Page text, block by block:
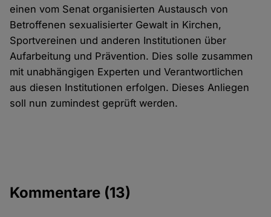
einen vom Senat organisierten Austausch von
Betroffenen sexualisierter Gewalt in Kirchen,
Sportvereinen und anderen Institutionen über
Aufarbeitung und Prävention. Dies solle zusammen
mit unabhängigen Experten und Verantwortlichen
aus diesen Institutionen erfolgen. Dieses Anliegen
soll nun zumindest geprüft werden.
Kommentare (13)